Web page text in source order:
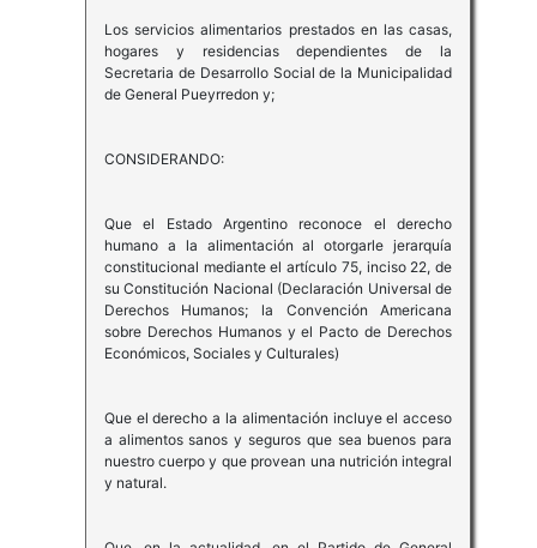
Los servicios alimentarios prestados en las casas,
hogares y residencias dependientes de la
Secretaria de Desarrollo Social de la Municipalidad
de General Pueyrredon y;
CONSIDERANDO:
Que el Estado Argentino reconoce el derecho
humano a la alimentación al otorgarle jerarquía
constitucional mediante el artículo 75, inciso 22, de
su Constitución Nacional (Declaración Universal de
Derechos Humanos; la Convención Americana
sobre Derechos Humanos y el Pacto de Derechos
Económicos, Sociales y Culturales)
Que el derecho a la alimentación incluye el acceso
a alimentos sanos y seguros que sea buenos para
nuestro cuerpo y que provean una nutrición integral
y natural.